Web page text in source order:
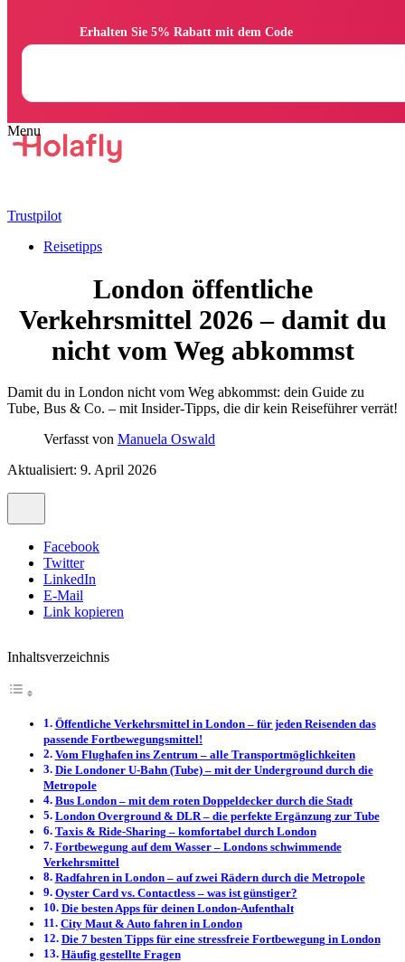
Trustpilot
Reisetipps
London öffentliche
Verkehrsmittel 2026 – damit du
nicht vom Weg abkommst
Damit du in London nicht vom Weg abkommst: dein Guide zu
Tube, Bus & Co. – mit Insider-Tipps, die dir kein Reiseführer verrät!
Verfasst von Manuela Oswald
Aktualisiert: 9. April 2026
Facebook
Twitter
LinkedIn
E-Mail
Link kopieren
Inhaltsverzeichnis
Öffentliche Verkehrsmittel in London – für jeden Reisenden das
passende Fortbewegungsmittel!
Vom Flughafen ins Zentrum – alle Transportmöglichkeiten
Die Londoner U-Bahn (Tube) – mit der Underground durch die
Metropole
Bus London – mit dem roten Doppeldecker durch die Stadt
London Overground & DLR – die perfekte Ergänzung zur Tube
Taxis & Ride-Sharing – komfortabel durch London
Fortbewegung auf dem Wasser – Londons schwimmende
Verkehrsmittel
Radfahren in London – auf zwei Rädern durch die Metropole
Oyster Card vs. Contactless – was ist günstiger?
Die besten Apps für deinen London-Aufenthalt
City Maut & Auto fahren in London
Die 7 besten Tipps für eine stressfreie Fortbewegung in London
Häufig gestellte Fragen